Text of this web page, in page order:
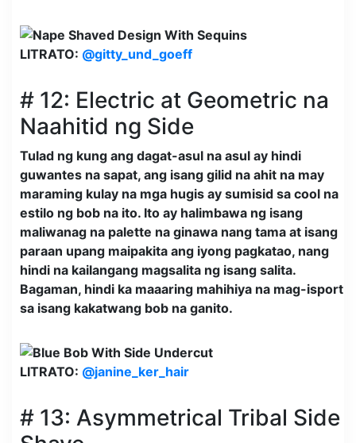
LITRATO: @gitty_und_goeff
# 12: Electric at Geometric na
Naahitid ng Side
Tulad ng kung ang dagat-asul na asul ay hindi
guwantes na sapat, ang isang gilid na ahit na may
maraming kulay na mga hugis ay sumisid sa cool na
estilo ng bob na ito. Ito ay halimbawa ng isang
maliwanag na palette na ginawa nang tama at isang
paraan upang maipakita ang iyong pagkatao, nang
hindi na kailangang magsalita ng isang salita.
Bagaman, hindi ka maaaring mahihiya na mag-isport
sa isang kakatwang bob na ganito.
LITRATO: @janine_ker_hair
# 13: Asymmetrical Tribal Side